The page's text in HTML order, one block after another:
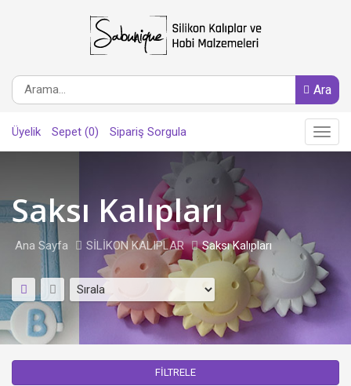
Ara
Üyelik Sepet (0) Sipariş Sorgula
Main
Menu
Saksı Kalıpları
Ana Sayfa SİLİKON KALIPLAR Saksı Kalıpları
FİLTRELE